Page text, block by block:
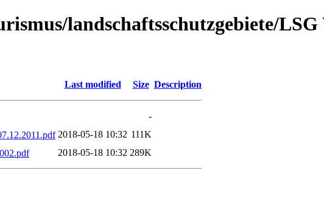
landschaftsschutzgebiete/LSG
Last modified Size Description
-
2018-05-18 10:32 111K
2018-05-18 10:32 289K